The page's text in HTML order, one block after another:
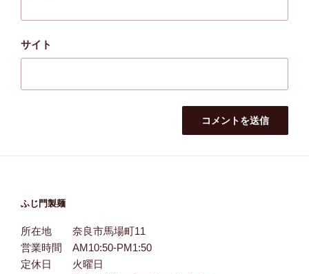
サイト
ふじ門製麺
所在地 奈良市馬場町11
営業時間 AM10:50-PM1:50
定休日 火曜日